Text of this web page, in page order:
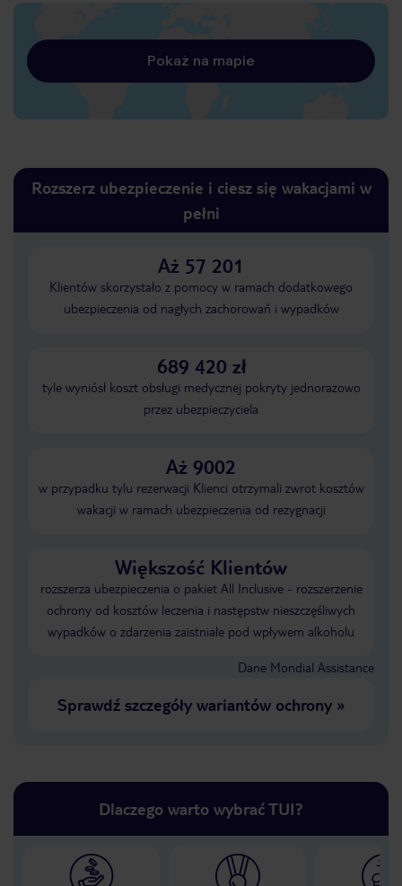
Pokaż na mapie
Rozszerz ubezpieczenie i ciesz się wakacjami w
pełni
Aż 57 201
Klientów skorzystało z pomocy w ramach dodatkowego
ubezpieczenia od nagłych zachorowań i wypadków
689 420 zł
tyle wyniósł koszt obsługi medycznej pokryty jednorazowo
przez ubezpieczyciela
Aż 9002
w przypadku tylu rezerwacji Klienci otrzymali zwrot kosztów
wakacji w ramach ubezpieczenia od rezygnacji
Większość Klientów
rozszerza ubezpieczenia o pakiet All Inclusive - rozszerzenie
ochrony od kosztów leczenia i następstw nieszczęśliwych
wypadków o zdarzenia zaistniałe pod wpływem alkoholu
Dane Mondial Assistance
Sprawdź szczegóły wariantów ochrony»
Dlaczego warto wybrać TUI?